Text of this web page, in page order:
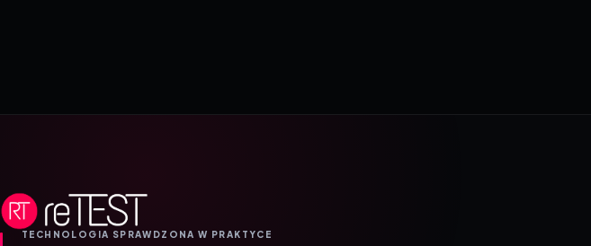
TECHNOLOGIA SPRAWDZONA W PRAKTYCE